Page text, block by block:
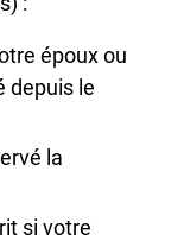
époux ou
depuis le
la
si votre